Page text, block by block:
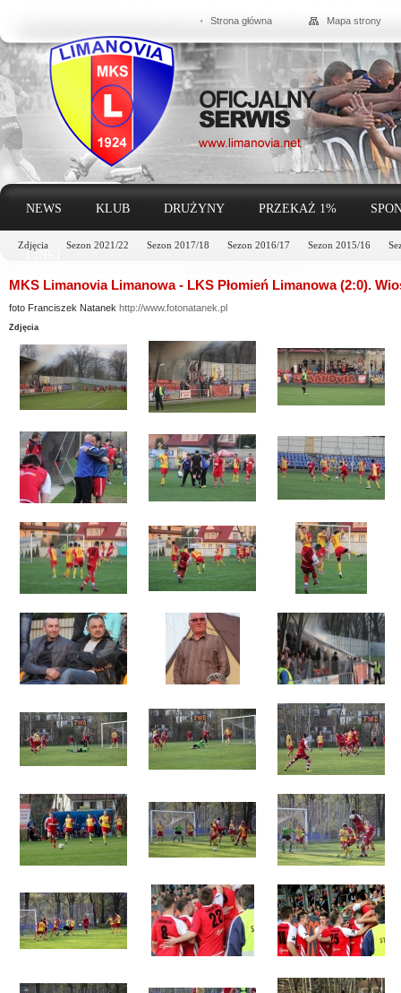
Strona główna Mapa strony
NEWS KLUB DRUŻYNY PRZEKAŻ 1%
Zdjęcia Sezon 2021/22 Sezon 2017/18 Sezon 2016/17 Sezon 2015/16
LINKI
MKS Limanovia Limanowa - LKS Płomień Limanowa (2:0).
foto Franciszek Natanek http://www.fotonatanek.pl
Zdjęcia